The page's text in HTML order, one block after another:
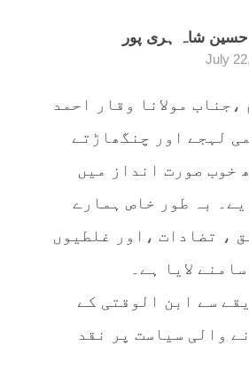
شاہ ہری پور
July
،جناب مولانا وقار احمد
لہجے اور چنگھاڑتے
خوب صورت انداز میں
بہ طور خاص ہمارے
، تضادات ،اور غلطیوں
لایا ہے۔
سے ابن الوقتی کے
والی سیاست پر نقد